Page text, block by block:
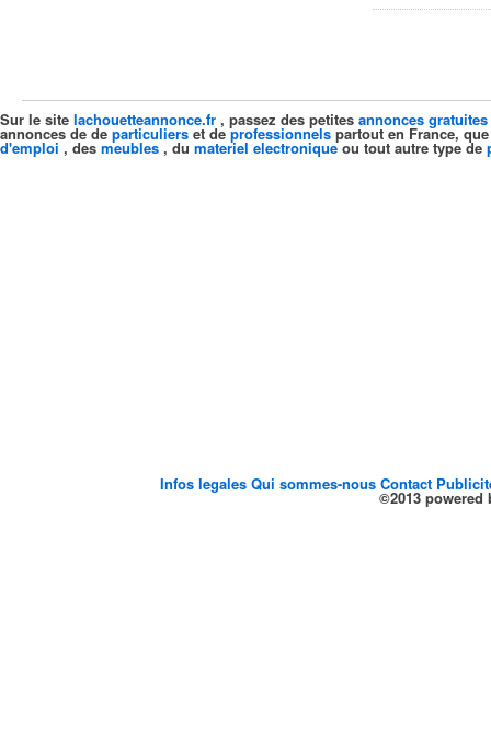
Sur le site lachouetteannonce.fr , passez des petites annonces gratuites
annonces de de particuliers et deprofessionnels partout en France,
d'emploi , des meubles , du materiel electroniqueou tout autre type de
Infos legalesQui sommes-nousContact
©2013 powered